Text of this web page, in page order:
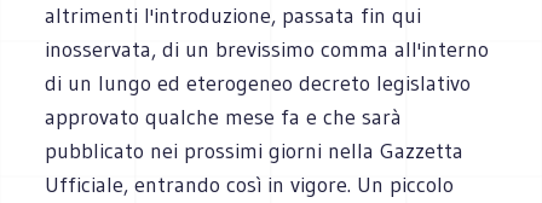
altrimenti l'introduzione, passata fin qui
inosservata, di un brevissimo comma all'interno
di un lungo ed eterogeneo decreto legislativo
approvato qualche mese fa e che sarà
pubblicato nei prossimi giorni nella Gazzetta
Ufficiale, entrando così in vigore. Un piccolo